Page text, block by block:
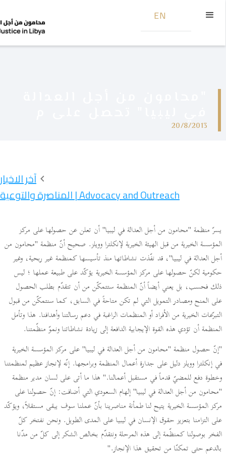
EN
20/8/2013
آخر الاخبار
Advocacy and Outreach | المناصرة والتوعية
يسرّ منظمة "محامون من أجل العدالة في ليبيا" أن تعلن عن حصولها على مركز
المؤسسة الخيرية من قبل الهيئة الخيرية لإنكلترا وويلز. صحيح أنّ منظمة "محامون من
أجل العدالة في ليبيا"، قد نفّذت نشاطاتها منذ تأسيسها كمنظمة غير ربحية، وغير
حكومية لكنّ حصولها على مركز المؤسسة الخيرية يؤكّد على طبيعة عملها ؛ ليس
ذلك فحسب، بل يعني أيضاً أنّ المنظمة ستتمكّن من أن تتقدّم بطلب الحصول
على المنح ومصادر التمويل التي لم تكن متاحةً في السابق، كما سنتمكّن من قبول
التبرّعات الخيرية من الأفراد أو المنظمات الراغبة في دعم رسالتنا وأهدافنا. هذا وتأمل
المنظمة أن تؤدي هذه القوة الإيجابية الدافعة إلى زيادة نشاطاتنا ونموّ منظّمتنا.
"إنّ حصول منظمة "محامون من أجل العدالة في ليبيا" على مركز المؤسسة الخيرية
في إنكلترا وويلز دليل على جدارة أعمال المنظمة وبرامجها. إنّه لإنجاز عظيم لمنظمتنا
وخطوة دفع للمضيّ قدماً في مستقبل أعمالنا." هذا ما أتى على لسان مدير منظمة
"محامون من أجل العدالة في ليبيا" إلهام السعودي التي أضافت: إنّ حصولنا على
مركز المؤسسة الخيرية يتيح لنا طمأنة مناصرينا بأنّ عملنا سوف يبقى مستقلاً، ويؤكّد
على التزامنا بتعزيز حقوق الإنسان في ليبيا على المدى الطويل. ونحن نفتخر كلّ
الفخر بوصولنا كمنظّمة إلى هذه المرحلة ونتقدّم بخالص الشكر إلى كلّ من مدّنا
بالدعم حتى تمكنّا من تحقيق هذا الإنجاز."